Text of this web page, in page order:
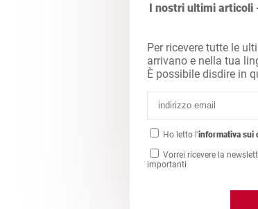
I nostri ultimi articoli
Per ricevere tutte le
arrivano e nella tua
È possibile disdire in
Ho letto l'informativa sui
Vorrei ricevere la
importanti